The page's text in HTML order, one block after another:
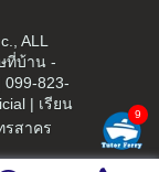
ALL
ที่บ้าน -
099-823-
| เรียน
สาคร